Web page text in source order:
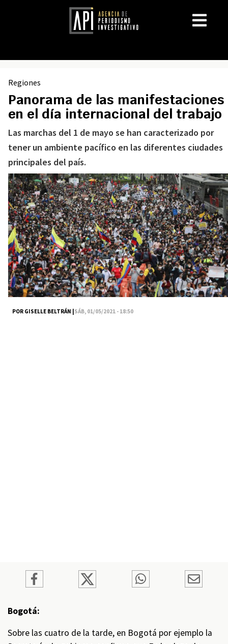
Regiones
Panorama de las manifestaciones
en el día internacional del trabajo
Las marchas del 1 de mayo se han caracterizado por
tener un ambiente pacífico en las diferentes ciudades
principales del país.
POR GISELLE BELTRÁN |SÁB, 01/05/2021 - 18:50
Bogotá:
Sobre las cuatro de la tarde, en Bogotá por ejemplo la